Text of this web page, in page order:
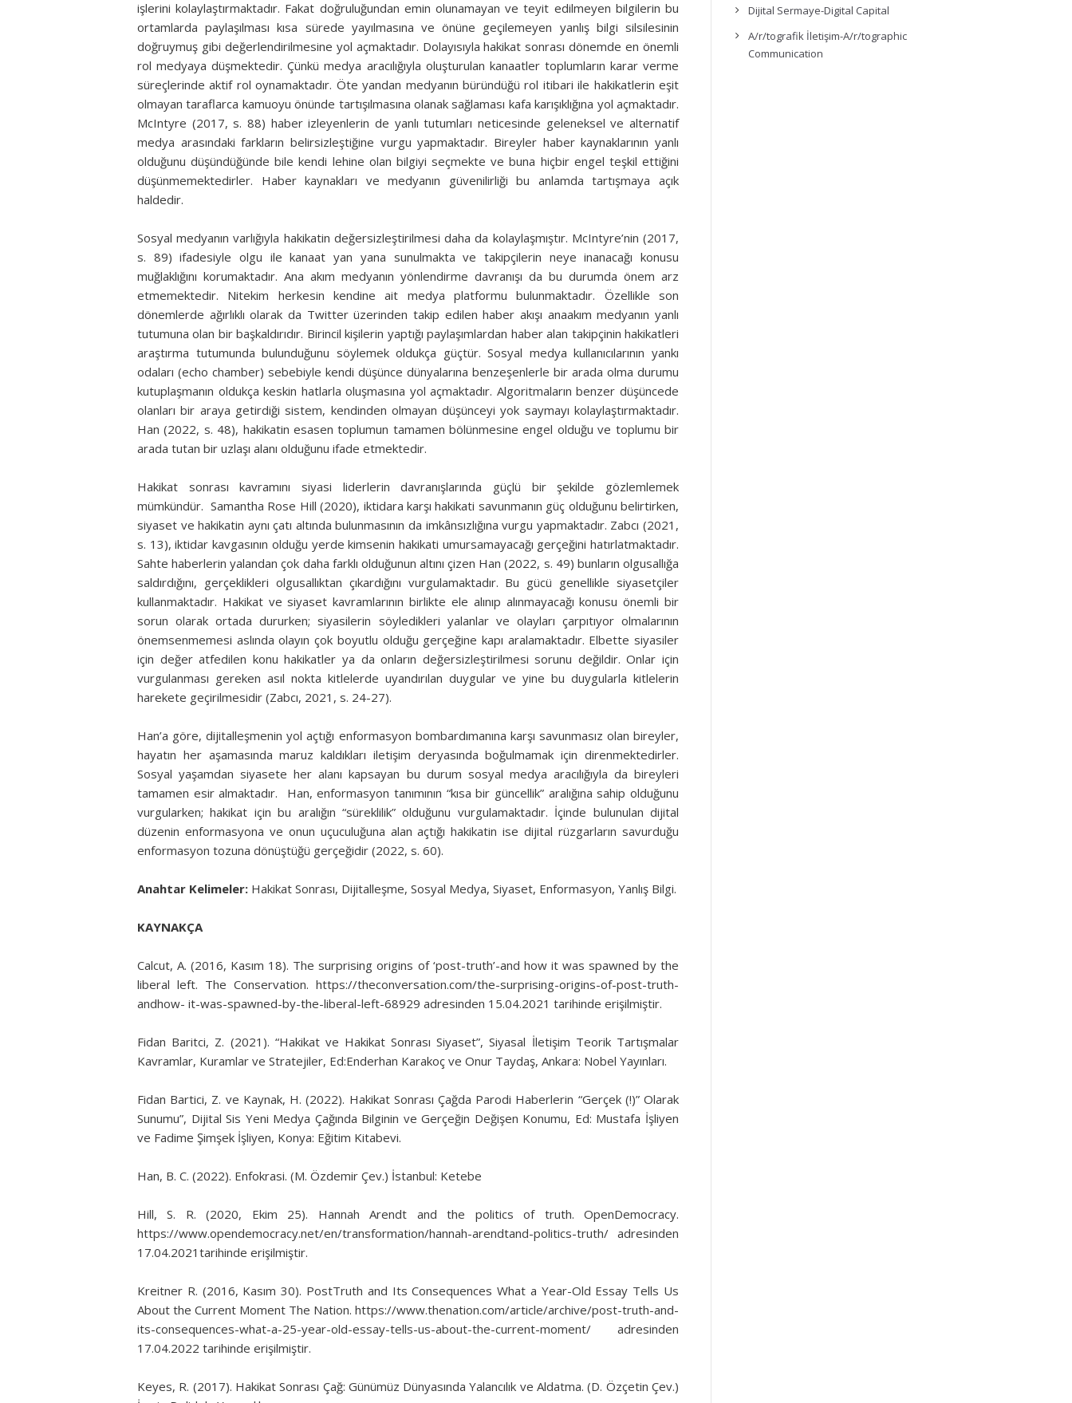
işlerini kolaylaştırmaktadır. Fakat doğruluğundan emin olunamayan ve teyit edilmeyen bilgilerin bu
ortamlarda paylaşılması kısa sürede yayılmasına ve önüne geçilemeyen yanlış bilgi silsilesinin
doğruymuş gibi değerlendirilmesine yol açmaktadır. Dolayısıyla hakikat sonrası dönemde en önemli
rol medyaya düşmektedir. Çünkü medya aracılığıyla oluşturulan kanaatler toplumların karar verme
süreçlerinde aktif rol oynamaktadır. Öte yandan medyanın büründüğü rol itibari ile hakikatlerin eşit
olmayan taraflarca kamuoyu önünde tartışılmasına olanak sağlaması kafa karışıklığına yol açmaktadır.
McIntyre (2017, s. 88) haber izleyenlerin de yanlı tutumları neticesinde geleneksel ve alternatif
medya arasındaki farkların belirsizleştiğine vurgu yapmaktadır. Bireyler haber kaynaklarının yanlı
olduğunu düşündüğünde bile kendi lehine olan bilgiyi seçmekte ve buna hiçbir engel teşkil ettiğini
düşünmemektedirler. Haber kaynakları ve medyanın güvenilirliği bu anlamda tartışmaya açık
haldedir.
Sosyal medyanın varlığıyla hakikatin değersizleştirilmesi daha da kolaylaşmıştır. McIntyre’nin (2017,
s. 89) ifadesiyle olgu ile kanaat yan yana sunulmakta ve takipçilerin neye inanacağı konusu
muğlaklığını korumaktadır. Ana akım medyanın yönlendirme davranışı da bu durumda önem arz
etmemektedir. Nitekim herkesin kendine ait medya platformu bulunmaktadır. Özellikle son
dönemlerde ağırlıklı olarak da Twitter üzerinden takip edilen haber akışı anaakım medyanın yanlı
tutumuna olan bir başkaldırıdır. Birincil kişilerin yaptığı paylaşımlardan haber alan takipçinin hakikatleri
araştırma tutumunda bulunduğunu söylemek oldukça güçtür. Sosyal medya kullanıcılarının yankı
odaları (echo chamber) sebebiyle kendi düşünce dünyalarına benzeşenlerle bir arada olma durumu
kutuplaşmanın oldukça keskin hatlarla oluşmasına yol açmaktadır. Algoritmaların benzer düşüncede
olanları bir araya getirdiği sistem, kendinden olmayan düşünceyi yok saymayı kolaylaştırmaktadır.
Han (2022, s. 48), hakikatin esasen toplumun tamamen bölünmesine engel olduğu ve toplumu bir
arada tutan bir uzlaşı alanı olduğunu ifade etmektedir.
Hakikat sonrası kavramını siyasi liderlerin davranışlarında güçlü bir şekilde gözlemlemek
mümkündür. Samantha Rose Hill (2020), iktidara karşı hakikati savunmanın güç olduğunu belirtirken,
siyaset ve hakikatin aynı çatı altında bulunmasının da imkânsızlığına vurgu yapmaktadır. Zabcı (2021,
s. 13), iktidar kavgasının olduğu yerde kimsenin hakikati umursamayacağı gerçeğini hatırlatmaktadır.
Sahte haberlerin yalandan çok daha farklı olduğunun altını çizen Han (2022, s. 49) bunların olgusallığa
saldırdığını, gerçeklikleri olgusallıktan çıkardığını vurgulamaktadır. Bu gücü genellikle siyasetçiler
kullanmaktadır. Hakikat ve siyaset kavramlarının birlikte ele alınıp alınmayacağı konusu önemli bir
sorun olarak ortada dururken; siyasilerin söyledikleri yalanlar ve olayları çarpıtıyor olmalarının
önemsenmemesi aslında olayın çok boyutlu olduğu gerçeğine kapı aralamaktadır. Elbette siyasiler
için değer atfedilen konu hakikatler ya da onların değersizleştirilmesi sorunu değildir. Onlar için
vurgulanması gereken asıl nokta kitlelerde uyandırılan duygular ve yine bu duygularla kitlelerin
harekete geçirilmesidir (Zabcı, 2021, s. 24-27).
Han’a göre, dijitalleşmenin yol açtığı enformasyon bombardımanına karşı savunmasız olan bireyler,
hayatın her aşamasında maruz kaldıkları iletişim deryasında boğulmamak için direnmektedirler.
Sosyal yaşamdan siyasete her alanı kapsayan bu durum sosyal medya aracılığıyla da bireyleri
tamamen esir almaktadır. Han, enformasyon tanımının “kısa bir güncellik” aralığına sahip olduğunu
vurgularken; hakikat için bu aralığın “süreklilik” olduğunu vurgulamaktadır. İçinde bulunulan dijital
düzenin enformasyona ve onun uçuculuğuna alan açtığı hakikatin ise dijital rüzgarların savurduğu
enformasyon tozuna dönüştüğü gerçeğidir (2022, s. 60).
Anahtar Kelimeler: Hakikat Sonrası, Dijitalleşme, Sosyal Medya, Siyaset, Enformasyon, Yanlış Bilgi.
KAYNAKÇA
Calcut, A. (2016, Kasım 18). The surprising origins of ‘post-truth’-and how it was spawned by the
liberal left. The Conservation. https://theconversation.com/the-surprising-origins-of-post-truth-
andhow- it-was-spawned-by-the-liberal-left-68929 adresinden 15.04.2021 tarihinde erişilmiştir.
Fidan Baritci, Z. (2021). “Hakikat ve Hakikat Sonrası Siyaset”, Siyasal İletişim Teorik Tartışmalar
Kavramlar, Kuramlar ve Stratejiler, Ed:Enderhan Karakoç ve Onur Taydaş, Ankara: Nobel Yayınları.
Fidan Bartici, Z. ve Kaynak, H. (2022). Hakikat Sonrası Çağda Parodi Haberlerin “Gerçek (!)” Olarak
Sunumu”, Dijital Sis Yeni Medya Çağında Bilginin ve Gerçeğin Değişen Konumu, Ed: Mustafa İşliyen
ve Fadime Şimşek İşliyen, Konya: Eğitim Kitabevi.
Han, B. C. (2022). Enfokrasi. (M. Özdemir Çev.) İstanbul: Ketebe
Hill, S. R. (2020, Ekim 25). Hannah Arendt and the politics of truth. OpenDemocracy.
https://www.opendemocracy.net/en/transformation/hannah-arendtand-politics-truth/ adresinden
17.04.2021tarihinde erişilmiştir.
Kreitner R. (2016, Kasım 30). PostTruth and Its Consequences What a Year-Old Essay Tells Us
About the Current Moment The Nation. https://www.thenation.com/article/archive/post-truth-and-
its-consequences-what-a-25-year-old-essay-tells-us-about-the-current-moment/ adresinden
17.04.2022 tarihinde erişilmiştir.
Keyes, R. (2017). Hakikat Sonrası Çağ: Günümüz Dünyasında Yalancılık ve Aldatma. (D. Özçetin Çev.)
Dijital Sermaye-Digital Capital
A/r/tografik İletişim-A/r/tographic
Communication